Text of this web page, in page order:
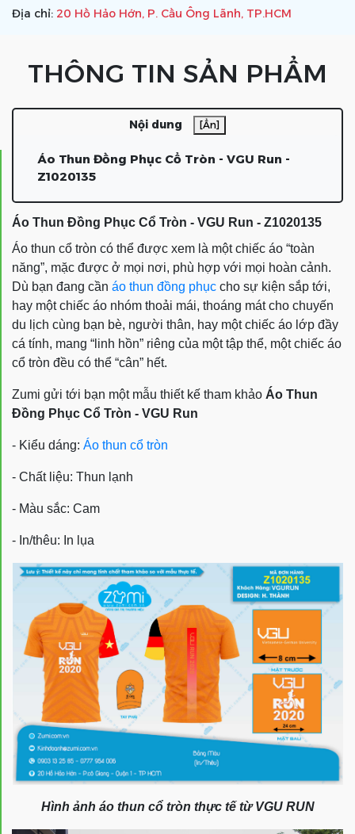
Địa chỉ: 20 Hồ Hảo Hớn, P. Cầu Ông Lãnh, TP.HCM
THÔNG TIN SẢN PHẨM
Nội dung [Ẩn]
Áo Thun Đồng Phục Cổ Tròn - VGU Run -
Z1020135
Áo Thun Đồng Phục Cổ Tròn - VGU Run - Z1020135
Áo thun cổ tròn có thể được xem là một chiếc áo “toàn
năng”, mặc được ở mọi nơi, phù hợp với mọi hoàn cảnh.
Dù bạn đang cần áo thun đồng phục cho sự kiện sắp tới,
hay một chiếc áo nhóm thoải mái, thoáng mát cho chuyến
du lịch cùng bạn bè, người thân, hay một chiếc áo lớp đầy
cá tính, mang “linh hồn” riêng của một tập thể, một chiếc áo
cổ tròn đều có thể “cân” hết.
Zumi gửi tới bạn một mẫu thiết kế tham khảo Áo Thun
Đồng Phục Cổ Tròn - VGU Run
- Kiểu dáng: Áo thun cổ tròn
- Chất liệu: Thun lạnh
- Màu sắc: Cam
- In/thêu: In lụa
Hình ảnh áo thun cổ tròn thực tế từ VGU RUN